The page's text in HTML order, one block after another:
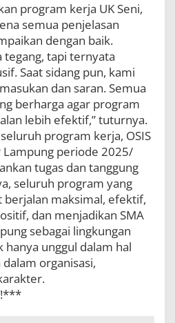
program kerja UK Seni,
semua penjelasan
dengan baik.
tegang, tapi ternyata
Saat sidang pun, kami
dan saran. Semua
berharga agar program
lebih efektif,” tuturnya.
program kerja, OSIS
Lampung periode 2025/
tugas dan tanggung
seluruh program yang
berjalan maksimal, efektif,
dan menjadikan SMA
sebagai lingkungan
unggul dalam hal
organisasi,